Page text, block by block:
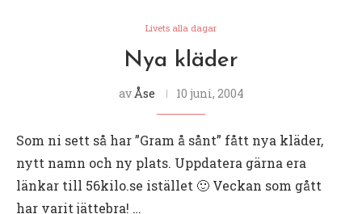
Livets alla dagar
Nya kläder
av Åse 10 juni, 2004
Som ni sett så har ”Gram å sånt” fått nya kläder,
nytt namn och ny plats. Uppdatera gärna era
länkar till 56kilo.se istället 🙂 Veckan som gått
har varit jättebra! …